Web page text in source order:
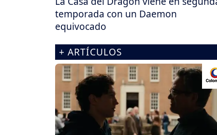
temporada con un Daemon
equivocado
+ ARTÍCULOS